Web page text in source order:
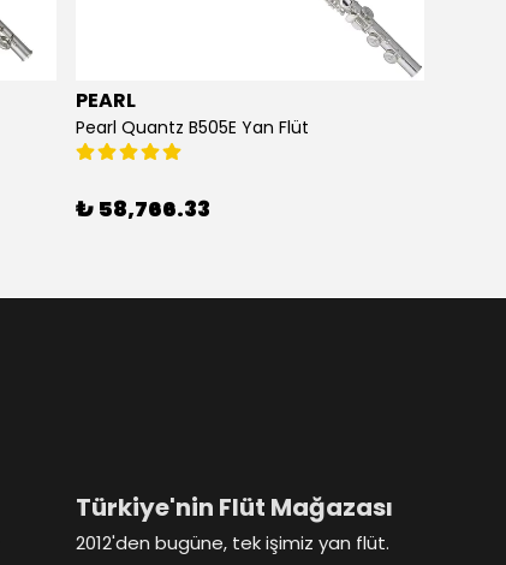
PEARL
Pearl Quantz B505E Yan Flüt
₺ 58,766.33
Türkiye'nin Flüt Mağazası
2012'den bugüne, tek işimiz yan flüt.